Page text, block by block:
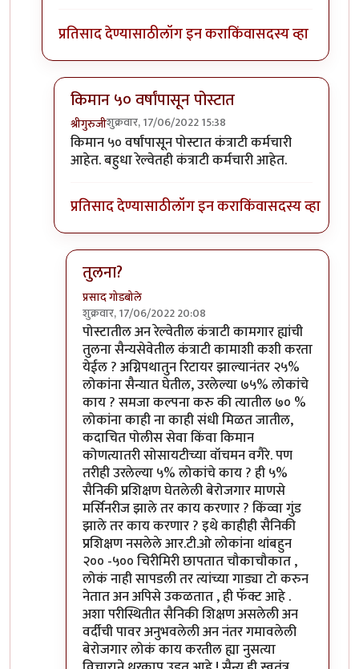
प्रतिसाद देण्यासाठीलॉग इन कराकिंवासदस्य व्हा
किमान ५० वर्षांपासून पोस्टात
श्रीगुरुजीशुक्रवार, 17/06/2022 15:38
In reply toरेलवीर, पोष्टवीर, बिजलीवीरbyस्वधर्म
किमान ५० वर्षांपासून पोस्टात कंत्राटी कर्मचारी
आहेत. बहुधा रेल्वेतही कंत्राटी कर्मचारी आहेत.
प्रतिसाद देण्यासाठीलॉग इन कराकिंवासदस्य व्हा
तुलना?
प्रसाद गोडबोले
शुक्रवार, 17/06/2022 20:08
In reply toकिमान ५० वर्षांपासून पोस्टातby
पोस्टातील अन रेल्वेतील कंत्राटी कामगार ह्यांची
तुलना सैन्यसेवेतील कंत्राटी कामाशी कशी करता
येईल ? अग्निपथातुन रिटायर झाल्यानंतर २५%
लोकांना सैन्यात घेतील, उरलेल्या ७५% लोकांचे
काय ? समजा कल्पना करु की त्यातील ७० %
लोकांना काही ना काही संधी मिळत जातील,
कदाचित पोलीस सेवा किंवा किमान
कोणत्यातरी सोसायटीच्या वॉचमन वगैरे. पण
तरीही उरलेल्या ५% लोकांचे काय ? ही ५%
सैनिकी प्रशिक्षण घेतलेली बेरोजगार माणसे
मर्सिनरीज झाले तर काय करणार ? किंव्वा गुंड
झाले तर काय करणार ? इथे काहीही सैनिकी
प्रशिक्षण नसलेले आर.टी.ओ लोकांना थांबहुन
२०० -५०० चिरीमिरी छापतात चौकाचौकात ,
लोकं नाही सापडली तर त्यांच्या गाड्या टो करुन
नेतात अन अपिसे उकळतात , ही फॅक्ट आहे .
अशा परीस्थितीत सैनिकी शिक्षण असलेली अन
वर्दीची पावर अनुभवलेली अन नंतर गमावलेली
बेरोजगार लोकं काय करतील ह्या नुसत्या